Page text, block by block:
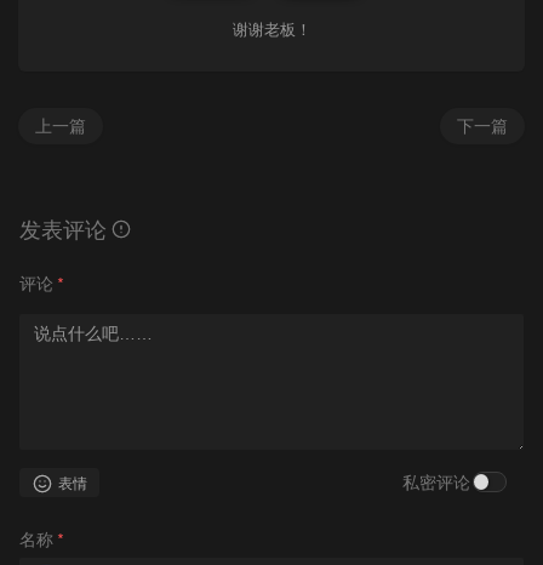
谢谢老板！
下一篇
上一篇
发表评论
评论 *
表情 私密评论
名称 *